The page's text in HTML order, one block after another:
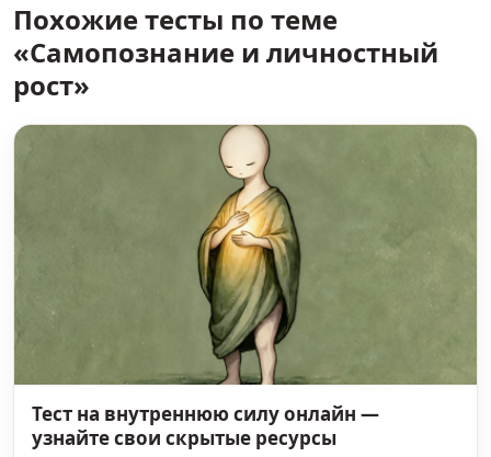
Похожие тесты по теме
«Самопознание и личностный
рост»
Тест на внутреннюю силу онлайн —
узнайте свои скрытые ресурсы